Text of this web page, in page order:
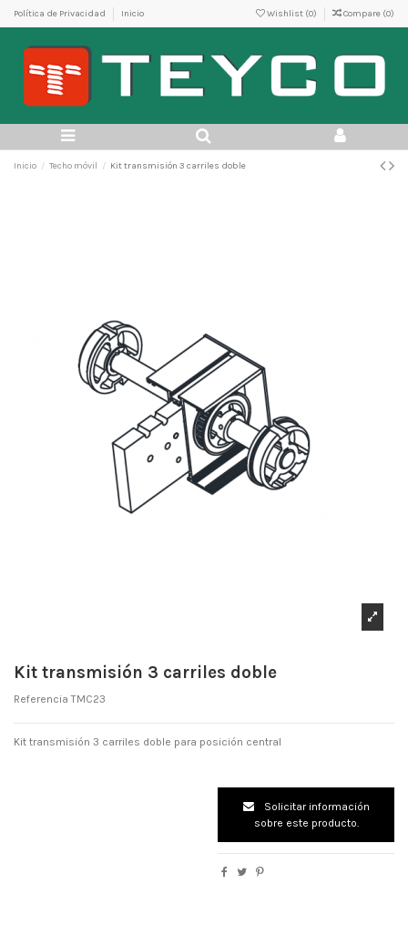
Política de Privacidad Inicio Wishlist (0) Compare (0)
Inicio Techo móvil Kit transmisión 3 carriles doble
Kit transmisión 3 carriles doble
Referencia TMC23
Kit transmisión 3 carriles doble para posición central
Solicitar información
sobre este producto.